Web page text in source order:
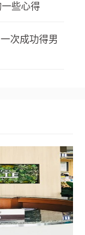
些心得
次成功得男